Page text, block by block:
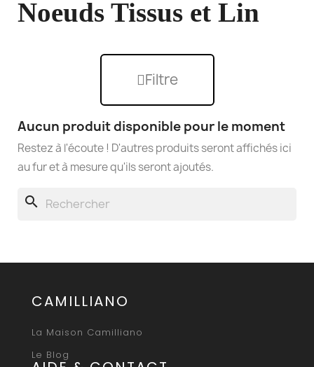
Noeuds Tissus et Lin
Filtre
Aucun produit disponible pour le moment
Restez à l'écoute ! D'autres produits seront affichés ici
au fur et à mesure qu'ils seront ajoutés.
search
CAMILLIANO
La Maison Camilliano
Le Blog